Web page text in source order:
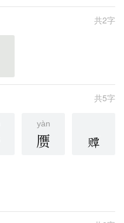
共2字
共5字
yàn
赝